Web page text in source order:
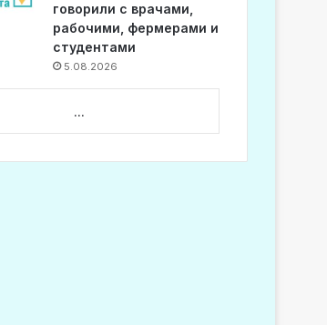
говорили с врачами,
рабочими, фермерами и
студентами
5.08.2026
...